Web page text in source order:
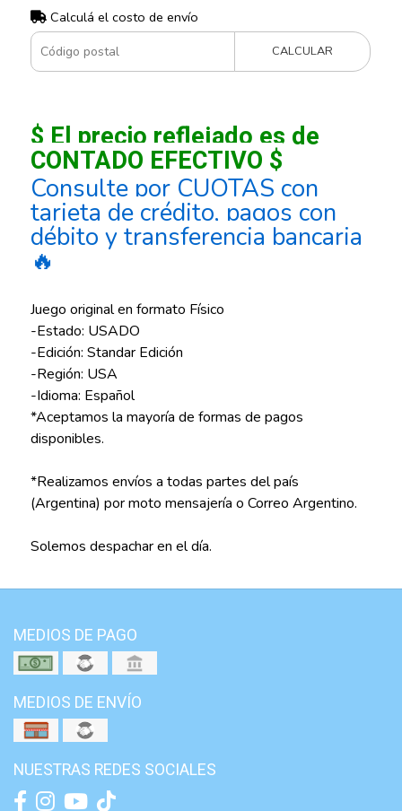
Calculá el costo de envío
CALCULAR
$ El precio reflejado es de
CONTADO EFECTIVO $
Consulte por CUOTAS con
tarjeta de crédito, pagos con
débito y transferencia bancaria
🔥
Juego original en formato Físico
-Estado: USADO
-Edición: Standar Edición
-Región: USA
-Idioma: Español
*Aceptamos la mayoría de formas de pagos
disponibles.
*Realizamos envíos a todas partes del país
(Argentina) por moto mensajería o Correo Argentino.
Solemos despachar en el día.
MEDIOS DE PAGO
MEDIOS DE ENVÍO
NUESTRAS REDES SOCIALES